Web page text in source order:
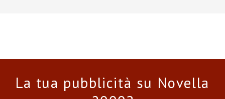
La tua pubblicità su Novella